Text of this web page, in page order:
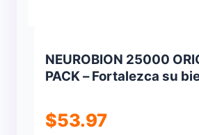
NEUROBION 25000
PACK – Fortalezca su
$53.97